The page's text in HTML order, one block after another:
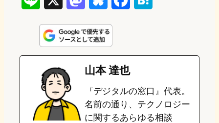
n
e
s
t
o
o
u
e
s
k
e
b
o
o
e
a
山本 達也
『デジタルの窓口』代表。
名前の通り、テクノロジー
に関するあらゆる相談